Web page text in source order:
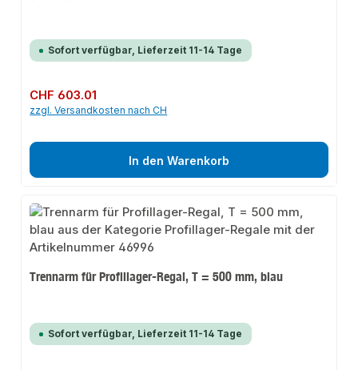
Sofort verfügbar, Lieferzeit 11-14 Tage
Regulärer Preis:
CHF 603.01
zzgl. Versandkosten nach CH
In den Warenkorb
Trennarm für Profillager-Regal, T = 500 mm, blau
Sofort verfügbar, Lieferzeit 11-14 Tage